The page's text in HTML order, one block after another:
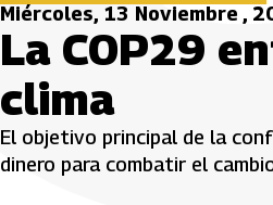
Miércoles, 13 Noviembre ,
La COP29
clima
El objetivo principal de la
dinero para combatir el